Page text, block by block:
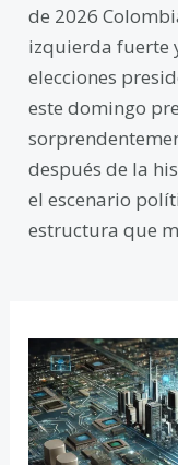
de 2026
izquierda fuerte
elecciones
este domingo
después de la
el escenario
estructura que